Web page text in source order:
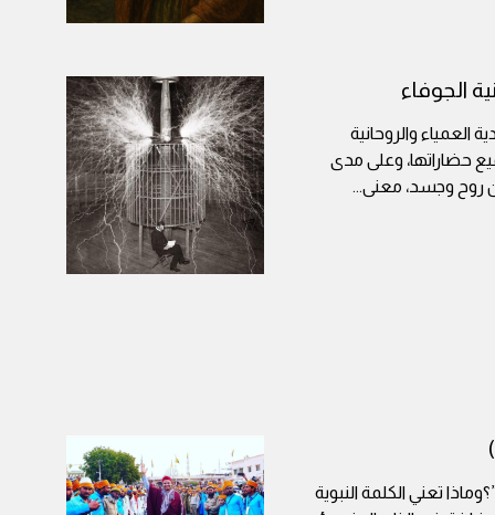
الجوفاء
العمياء والروحانية
حضاراتها، وعلى مدى
روح وجسد، معنى...
تعني الكلمة النبوية